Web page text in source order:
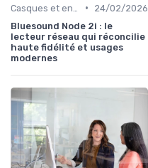
•
24/02/2026
Bluesound Node 2i : le
lecteur réseau qui réconcilie
haute fidélité et usages
modernes